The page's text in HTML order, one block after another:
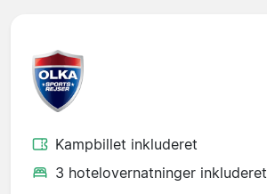
Kampbillet inkluderet
3 hotelovernatninger inkluderet